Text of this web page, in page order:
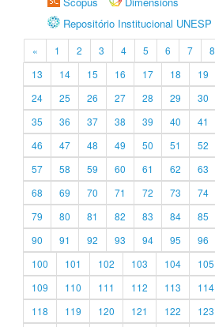
Repositório Institucional UNESP
« 1 2 3 4 5 6 7 8
13
14 15 16 17 18 19
24
25 26 27 28 29 30
35
36 37 38 39 40 41
46
47 48 49 50 51 52
57
58 59 60 61 62 63
68
69 70 71 72 73 74
79
80 81 82 83 84 85
90
91 92 93 94 95 96
100
101 102 103 104 105
109
110 111 112 113 114
118
119 120 121 122 123